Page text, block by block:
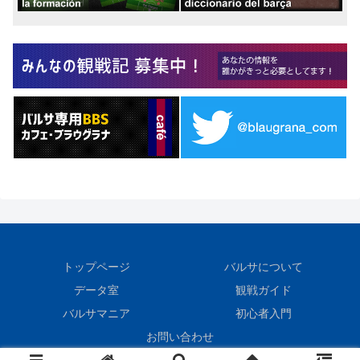
トップページ
バルサについて
データ室
観戦ガイド
バルサマニア
初心者入門
お問い合わせ